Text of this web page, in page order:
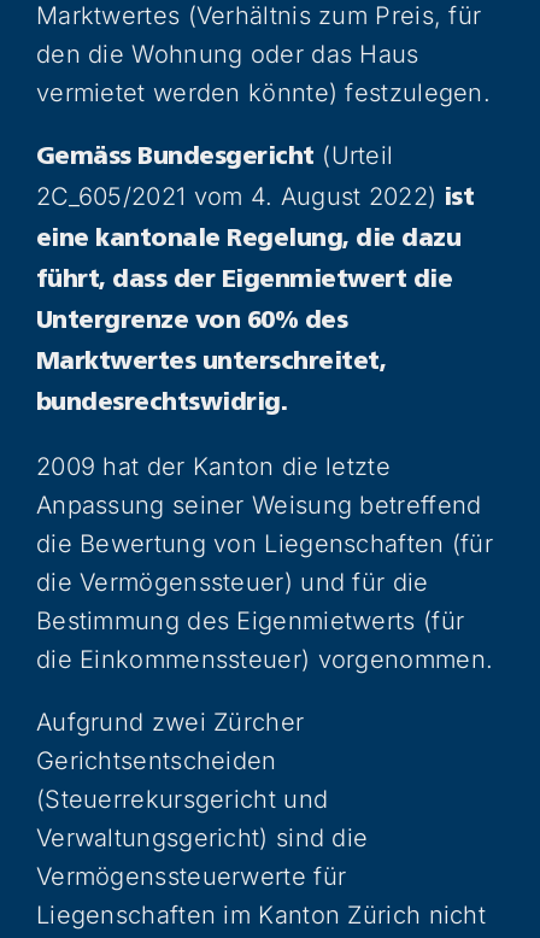
Marktwertes (Verhältnis zum Preis, für
den die Wohnung oder das Haus
vermietet werden könnte) festzulegen.
Gemäss Bundesgericht (Urteil
2C_605/2021 vom 4. August 2022) ist
eine kantonale Regelung, die dazu
führt, dass der Eigenmietwert die
Untergrenze von 60% des
Marktwertes unterschreitet,
bundesrechtswidrig.
2009 hat der Kanton die letzte
Anpassung seiner Weisung betreffend
die Bewertung von Liegenschaften (für
die Vermögenssteuer) und für die
Bestimmung des Eigenmietwerts (für
die Einkommenssteuer) vorgenommen.
Aufgrund zwei Zürcher
Gerichtsentscheiden
(Steuerrekursgericht und
Verwaltungsgericht) sind die
Vermögenssteuerwerte für
Liegenschaften im Kanton Zürich nicht